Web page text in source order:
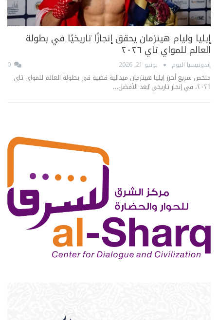
إيليا وليام هينزمان يحقق إنجازًا تاريخيًا في بطولة
العالم للمواي تاي ٢٠٢٦
إندونيسيا اليوم يونيو 21, 2026
ملخص سريع أحرز إيليا هينزمان ميدالية فضية في بطولة العالم للمواي تاي
٢٠٢٦، في إنجاز تاريخي يُعد الأفضل…